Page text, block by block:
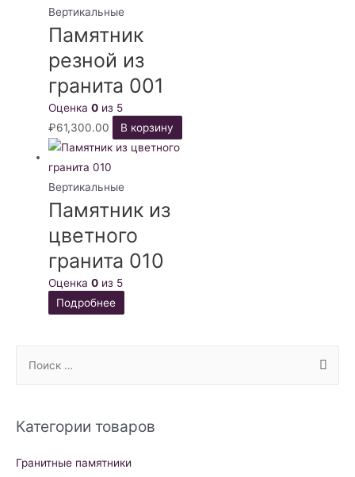
Вертикальные
Памятник
резной из
гранита 001
Оценка0 из 5
₽61,300.00 В корзину
Вертикальные
Памятник из
цветного
гранита 010
Оценка0 из 5
Подробнее
r
h
Категории товаров
Гранитные памятники